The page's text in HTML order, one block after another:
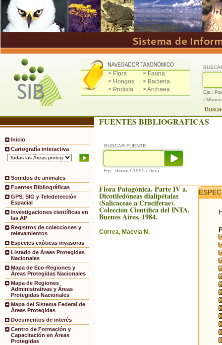
> Flora
> Fauna
> Hongos
> Bacteria
> Protista
> Archaea
Ejs.:
/
Inicio
Cartografía interactiva
Sonidos de animales
Fuentes Bibliográficas
GPS, SIG y Teledetección
Espacial
Investigaciones científicas en
las AP
Registros de colecciones y
relevamientos
Especies exóticas invasoras
Listado de Áreas Protegidas
Nacionales
Mapa de Eco-Regiones y
Áreas Protegidas Nacionales
Mapa de Regiones
Administrativas y Áreas
Protegidas Nacionales
Mapa del Sistema Federal de
Áreas Protegidas
Documentos de interés
Centro de Formación y
Capacitación en Áreas
Protegidas
FUENTES BIBLIOGRAFICAS
BUSCAR FUENTE
Ejs.: dimitri / 1995 / flora
Flora Patagónica. Parte IV a.
Dicotiledóneas dialipétalas
(Salicaceae a Cruciferae).
Colección Científica del INTA.
Buenos Aires, 1984.
Correa, Maevia N.